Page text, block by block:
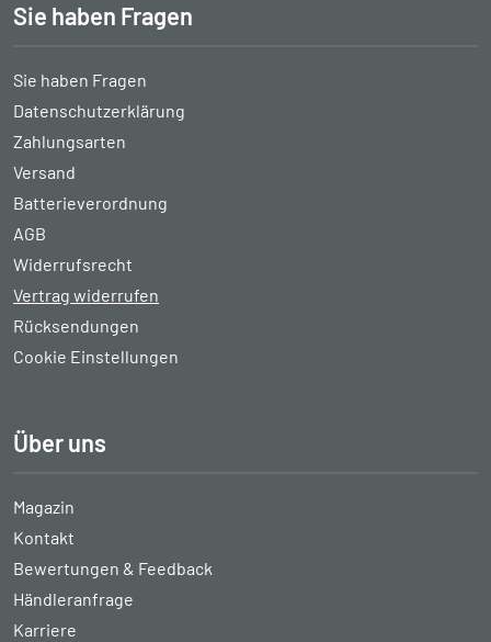
Sie haben Fragen
Sie haben Fragen
Datenschutzerklärung
Zahlungsarten
Versand
Batterieverordnung
AGB
Widerrufsrecht
Vertrag widerrufen
Rücksendungen
Cookie Einstellungen
Über uns
Magazin
Kontakt
Bewertungen & Feedback
Händleranfrage
Karriere